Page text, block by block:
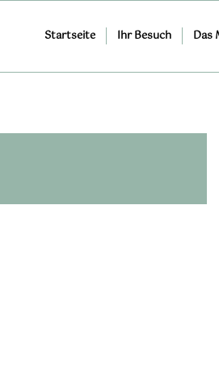
Startseite Ihr Besuch Das